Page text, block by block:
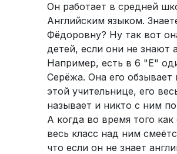
Он работает в средней
Английским языком.
Фёдоровну? Ну так вот
детей, если они не знают
Например, есть в 6 "E"
Серёжа. Она его обзывает
этой учительнице, его
называет и никто с ним
А когда во время того
весь класс над ним
что если он не знает